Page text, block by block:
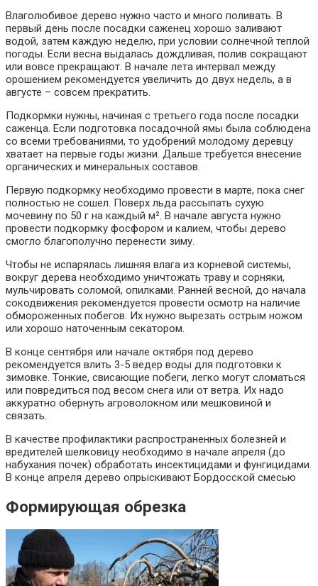
Влаголюбивое дерево нужно часто и много поливать. В
первый день после посадки саженец хорошо заливают
водой, затем каждую неделю, при условии солнечной теплой
погоды. Если весна выдалась дождливая, полив сокращают
или вовсе прекращают. В начале лета интервал между
орошением рекомендуется увеличить до двух недель, а в
августе – совсем прекратить.
Подкормки нужны, начиная с третьего года после посадки
саженца. Если подготовка посадочной ямы была соблюдена
со всеми требованиями, то удобрений молодому деревцу
хватает на первые годы жизни. Дальше требуется внесение
органических и минеральных составов.
Первую подкормку необходимо провести в марте, пока снег
полностью не сошел. Поверх льда рассыпать сухую
мочевину по 50 г на каждый м². В начале августа нужно
провести подкормку фосфором и калием, чтобы дерево
смогло благополучно перенести зиму.
Чтобы не испарялась лишняя влага из корневой системы,
вокруг дерева необходимо уничтожать траву и сорняки,
мульчировать соломой, опилками. Ранней весной, до начала
сокодвижения рекомендуется провести осмотр на наличие
обмороженных побегов. Их нужно вырезать острым ножом
или хорошо наточенным секатором.
В конце сентября или начале октября под дерево
рекомендуется влить 3-5 ведер воды для подготовки к
зимовке. Тонкие, свисающие побеги, легко могут сломаться
или повредиться под весом снега или от ветра. Их надо
аккуратно обернуть агроволокном или мешковиной и
связать.
В качестве профилактики распространенных болезней и
вредителей шелковицу необходимо в начале апреля (до
набухания почек) обработать инсектицидами и фунгицидами.
В конце апреля дерево опрыскивают Бордосской смесью
Формирующая обрезка